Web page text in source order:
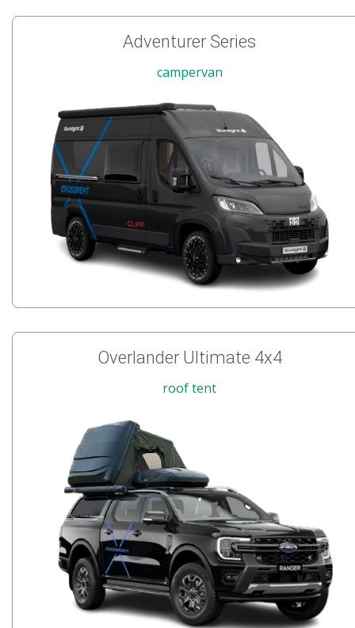
Adventurer Series
campervan
Overlander Ultimate 4x4
roof tent